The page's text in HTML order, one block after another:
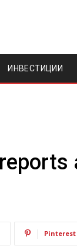
ИНВЕСТИЦИИ
Pinterest